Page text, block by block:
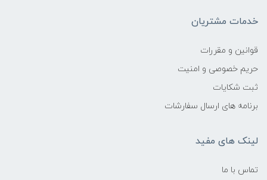
خدمات مشتریان
قوانین و مقررات
حریم خصوصی و امنیت
ثبت شکایات
برنامه های ارسال سفارشات
لینک های مفید
تماس با ما